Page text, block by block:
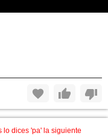
lo dices 'pa' la siguiente